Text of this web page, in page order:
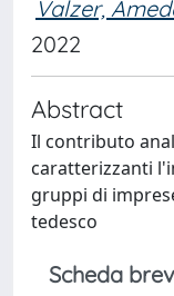
Valzer,
2022
Abstract
Il contributo
caratterizzanti
gruppi di
tedesco
Scheda